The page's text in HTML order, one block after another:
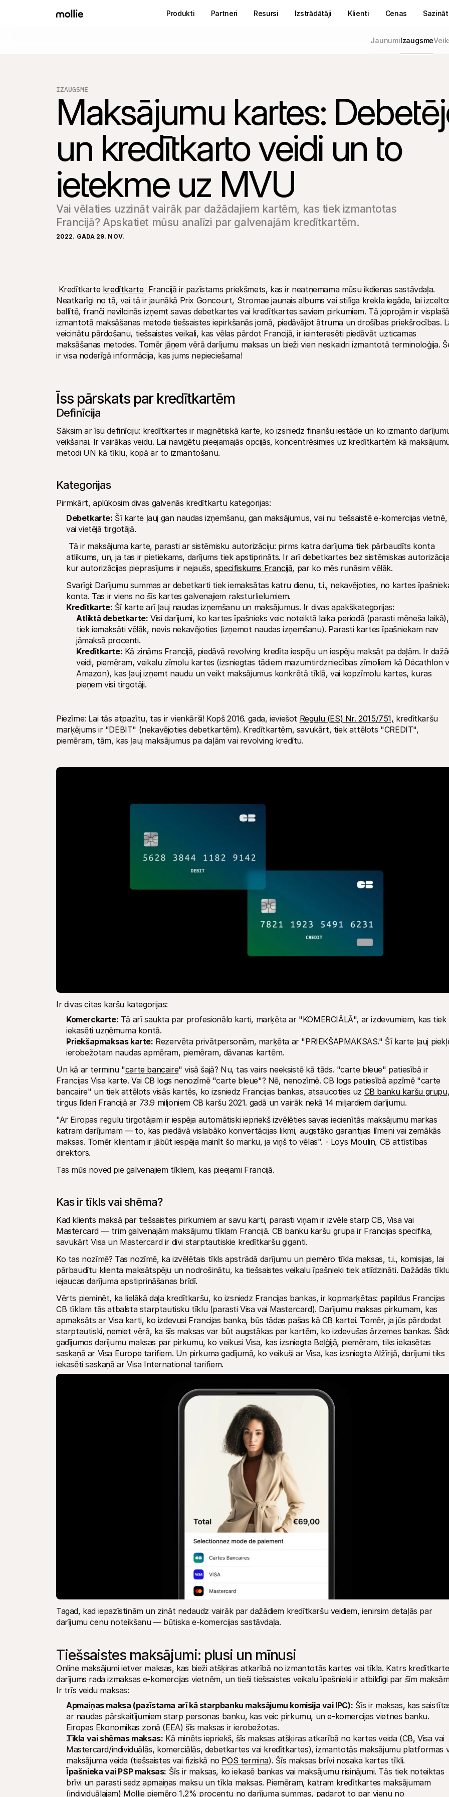
Produkti Partneri Resursi Izstrādātāji Klienti Cenas
JaunumiIzaugsme
IZAUGSME
Maksājumu kartes:
un kredītkarto veidi un to
ietekme uz MVU
Vai vēlaties uzzināt vairāk par dažādajiem kartēm, kas tiek izmantotas
Francijā? Apskatiet mūsu analīzi par galvenajām kredītkartēm.
2022. GADA 29. NOV.
Kredītkarte kredītkarte Francijā ir pazīstams priekšmets, kas ir neatņemama mūsu ikdienas sastāvdaļa.
Neatkarīgi no tā, vai tā ir jaunākā Prix Goncourt, Stromae jaunais albums vai stilīga krekla iegāde, lai
ballītē, franči nevilcinās izņemt savas debetkartes vai kredītkartes saviem pirkumiem. Tā joprojām ir
izmantotā maksāšanas metode tiešsaistes iepirkšanās jomā, piedāvājot ātruma un drošības priekšrocības.
veicinātu pārdošanu, tiešsaistes veikali, kas vēlas pārdot Francijā, ir ieinteresēti piedāvāt uzticamas
maksāšanas metodes. Tomēr jāņem vērā darījumu maksas un bieži vien neskaidri izmantotā terminoloģija.
ir visa noderīgā informācija, kas jums nepieciešama!
Īss pārskats par kredītkartēm
Definīcija
Sāksim ar īsu definīciju: kredītkartes ir magnētiskā karte, ko izsniedz finanšu iestāde un ko izmanto
veikšanai. Ir vairākas veidu. Lai navigētu pieejamajās opcijās, koncentrēsimies uz kredītkartēm kā
metodi UN kā tīklu, kopā ar to izmantošanu.
Kategorijas
Pirmkārt, aplūkosim divas galvenās kredītkartu kategorijas:
Debetkarte: Šī karte ļauj gan naudas izņemšanu, gan maksājumus, vai nu tiešsaistē e-komercijas vietnē,
vai vietējā tirgotājā.
atlikums, un, ja tas ir pietiekams, darījums tiek apstiprināts. Ir arī debetkartes bez sistēmiskas
kur autorizācijas pieprasījums ir nejaušs, specifiskums Francijā, par ko mēs runāsim vēlāk.
Svarīgi: Darījumu summas ar debetkarti tiek iemaksātas katru dienu, t.i., nekavējoties, no kartes
konta. Tas ir viens no šīs kartes galvenajiem raksturlielumiem.
Kredītkarte: Šī karte arī ļauj naudas izņemšanu un maksājumus. Ir divas apakškategorijas:
Atliktā debetkarte: Visi darījumi, ko kartes īpašnieks veic noteiktā laika periodā (parasti mēneša laikā),
tiek iemaksāti vēlāk, nevis nekavējoties (izņemot naudas izņemšanu). Parasti kartes īpašniekam nav
jāmaksā procenti.
Kredītkarte: Kā zināms Francijā, piedāvā revolving kredīta iespēju un iespēju maksāt pa daļām. Ir
veidi, piemēram, veikalu zīmolu kartes (izsniegtas tādiem mazumtirdzniecības zīmoliem kā Décathlon
Amazon), kas ļauj izņemt naudu un veikt maksājumus konkrētā tīklā, vai kopzīmolu kartes, kuras
pieņem visi tirgotāji.
Piezīme: Lai tās atpazītu, tas ir vienkārši! Kopš 2016. gada, ieviešot Regulu (ES) Nr. 2015/751, kredītkaršu
marķējums ir "DEBIT" (nekavējoties debetkartēm). Kredītkartēm, savukārt, tiek attēlots "CREDIT",
piemēram, tām, kas ļauj maksājumus pa daļām vai revolving kredītu.
Ir divas citas karšu kategorijas:
Komerckarte: Tā arī saukta par profesionālo karti, marķēta ar "KOMERCIĀLĀ", ar izdevumiem, kas tiek
iekasēti uzņēmuma kontā.
Priekšapmaksas karte: Rezervēta privātpersonām, marķēta ar "PRIEKŠAPMAKSAS." Šī karte ļauj
ierobežotam naudas apmēram, piemēram, dāvanas kartēm.
Un kā ar terminu "carte bancaire" visā šajā? Nu, tas vairs neeksistē kā tāds. "carte bleue" patiesībā ir
Francijas Visa karte. Vai CB logs nenozīmē "carte bleue"? Nē, nenozīmē. CB logs patiesībā apzīmē "carte
bancaire" un tiek attēlots visās kartēs, ko izsniedz Francijas bankas, atsaucoties uz CB banku karšu grupu
tirgus līderi Francijā ar 73.9 miljoniem CB karšu 2021. gadā un vairāk nekā 14 miljardiem darījumu.
"Ar Eiropas regulu tirgotājam ir iespēja automātiski iepriekš izvēlēties savas iecienītās maksājumu markas
katram darījumam — to, kas piedāvā vislabāko konvertācijas likmi, augstāko garantijas līmeni vai zemākās
maksas. Tomēr klientam ir jābūt iespēja mainīt šo marku, ja viņš to vēlas". - Loys Moulin, CB attīstības
direktors.
Tas mūs noved pie galvenajiem tīkliem, kas pieejami Francijā.
Kas ir tīkls vai shēma?
Kad klients maksā par tiešsaistes pirkumiem ar savu karti, parasti viņam ir izvēle starp CB, Visa vai
Mastercard — trim galvenajām maksājumu tīklam Francijā. CB banku karšu grupa ir Francijas specifika,
savukārt Visa un Mastercard ir divi starptautiskie kredītkaršu giganti.
Ko tas nozīmē? Tas nozīmē, ka izvēlētais tīkls apstrādā darījumu un piemēro tīkla maksas, t.i., komisijas, lai
pārbaudītu klienta maksātspēju un nodrošinātu, ka tiešsaistes veikalu īpašnieki tiek atlīdzināti. Dažādās
iejaucas darījuma apstiprināšanas brīdī.
Vērts pieminēt, ka lielākā daļa kredītkaršu, ko izsniedz Francijas bankas, ir kopmarķētas: papildus Francijas
CB tīklam tās atbalsta starptautisku tīklu (parasti Visa vai Mastercard). Darījumu maksas pirkumam, kas
apmaksāts ar Visa karti, ko izdevusi Francijas banka, būs tādas pašas kā CB kartei. Tomēr, ja jūs pārdodat
starptautiski, ņemiet vērā, ka šīs maksas var būt augstākas par kartēm, ko izdevušas ārzemes bankas.
gadījumos darījumu maksas par pirkumu, ko veikusi Visa, kas izsniegta Beļģijā, piemēram, tiks iekasētas
saskaņā ar Visa Europe tarifiem. Un pirkuma gadījumā, ko veikuši ar Visa, kas izsniegta Alžīrijā, darījumi tiks
iekasēti saskaņā ar Visa International tarifiem.
Tagad, kad iepazīstinām un zināt nedaudz vairāk par dažādiem kredītkaršu veidiem, ienirsim detaļās par
darījumu cenu noteikšanu — būtiska e-komercijas sastāvdaļa.
Tiešsaistes maksājumi: plusi un mīnusi
Online maksājumi ietver maksas, kas bieži atšķiras atkarībā no izmantotās kartes vai tīkla. Katrs
darījums rada izmaksas e-komercijas vietnēm, un tieši tiešsaistes veikalu īpašnieki ir atbildīgi par šīm
Ir trīs veidu maksas:
Apmaiņas maksa (pazīstama arī kā starpbanku maksājumu komisija vai IPC): Šīs ir maksas, kas
ar naudas pārskaitījumiem starp personas banku, kas veic pirkumu, un e-komercijas vietnes banku.
Eiropas Ekonomikas zonā (EEA) šīs maksas ir ierobežotas.
Tīkla vai shēmas maksas: Kā minēts iepriekš, šīs maksas atšķiras atkarībā no kartes veida (CB, Visa vai
Mastercard/individuālās, komerciālās, debetkartes vai kredītkartes), izmantotās maksājumu platformas
maksājuma veida (tiešsaistes vai fiziskā no POS termina). Šīs maksas brīvi nosaka kartes tīkli.
Īpašnieka vai PSP maksas: Šīs ir maksas, ko iekasē bankas vai maksājumu risinājumi. Tās tiek noteiktas
brīvi un parasti sedz apmaiņas maksu un tīkla maksas. Piemēram, katram kredītkartes maksājumam
(individuālajam) Mollie piemēro 1,2% procentu no darījuma summas, padarot to par vienu no